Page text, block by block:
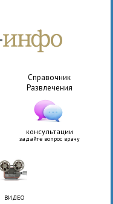
Справочник
Развлечения
консультации
задайте вопрос врачу
ВИДЕО